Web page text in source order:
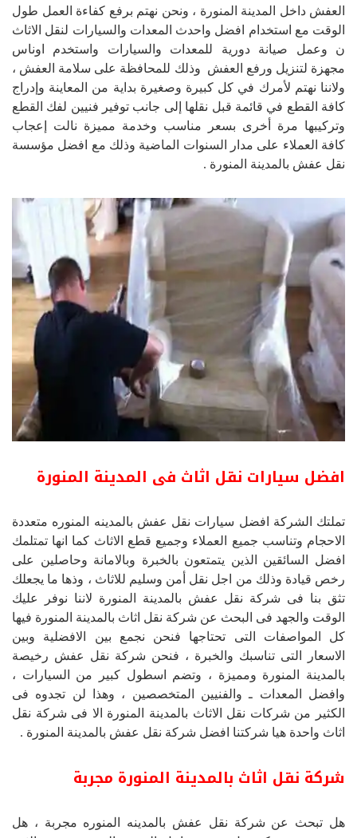
العفش داخل المدينة المنورة ، ونحن نهتم برفع كفاءة العمل طول
الوقت مع استخدام افضل واحدث المعدات والسيارات لنقل الاثاث
ن وعمل صيانة دورية للمعدات والسيارات واستخدم اوناس
مجهزة لتنزيل ورفع العفش وذلك للمحافظة على سلامة العفش ،
ولاننا نهتم لأمرك في كل كبيرة وصغيرة بداية من المعاينة وإدراج
كافة القطع في قائمة قبل نقلها إلى جانب توفير فنيين لفك القطع
وتركيبها مرة أخرى بسعر مناسب وخدمة مميزة نالت إعجاب
كافة العملاء على مدار السنوات الماضية وذلك مع افضل مؤسسة
نقل عفش بالمدينة المنورة .
افضل سيارات نقل اثاث فى المدينة المنورة
تملتك الشركة افضل سيارات نقل عفش بالمدينه المنوره متعددة
الاحجام وتناسب جميع العملاء وجميع قطع الاثاث كما انها تمتلمك
افضل السائقين الذين يتمتعون بالخبرة وبالامانة وحاصلين على
رخص قيادة وذلك من اجل نقل أمن وسليم للاثاث ، وذها ما يجعلك
تثق بنا فى شركة نقل عفش بالمدينة المنورة لاننا نوفر عليك
الوقت والجهد فى البحث عن شركة نقل اثاث بالمدينة المنورة فيها
كل المواصفات التى تحتاجها فنحن نجمع بين الافضلية وبين
الاسعار التى تناسبك والخبرة ، فنحن شركة نقل عفش رخيصة
بالمدينة المنورة ومميزة ، وتضم اسطول كبير من السيارات ،
وافضل المعدات ـ والفنيين المتخصصين ، وهذا لن تجدوه فى
الكثير من شركات نقل الاثاث بالمدينة المنورة الا فى شركة نقل
اثاث واحدة هيا شركتنا افضل شركة نقل عفش بالمدينة المنورة .
شركة نقل اثاث بالمدينة المنورة مجربة
هل تبحث عن شركة نقل عفش بالمدينه المنوره مجربة ، هل